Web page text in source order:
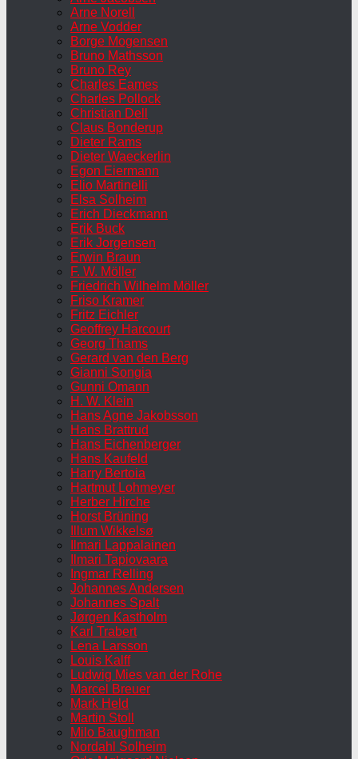
Arne Norell
Arne Vodder
Borge Mogensen
Bruno Mathsson
Bruno Rey
Charles Eames
Charles Pollock
Christian Dell
Claus Bonderup
Dieter Rams
Dieter Waeckerlin
Egon Eiermann
Elio Martinelli
Elsa Solheim
Erich Dieckmann
Erik Buck
Erik Jorgensen
Erwin Braun
F. W. Möller
Friedrich Wilhelm Möller
Friso Kramer
Fritz Eichler
Geoffrey Harcourt
Georg Thams
Gerard van den Berg
Gianni Songia
Gunni Omann
H. W. Klein
Hans Agne Jakobsson
Hans Brattrud
Hans Eichenberger
Hans Kaufeld
Harry Bertoia
Hartmut Lohmeyer
Herber Hirche
Horst Brüning
Illum Wikkelsø
Ilmari Lappalainen
Ilmari Tapiovaara
Ingmar Relling
Johannes Andersen
Johannes Spalt
Jørgen Kastholm
Karl Trabert
Lena Larsson
Louis Kalff
Ludwig Mies van der Rohe
Marcel Breuer
Mark Held
Martin Stoll
Milo Baughman
Nordahl Solheim